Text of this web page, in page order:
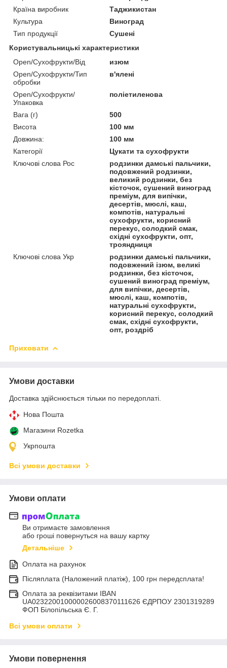
Країна виробник
Таджикистан
Культура
Виноград
Тип продукції
Сушені
Користувальницькі характеристики
Open/Сухофрукти/Від
изюм
Open/Сухофрукти/Тип
обробки
в'ялені
Open/Сухофрукти/
Упаковка
поліетиленова
Вага (г)
500
Висота
100 мм
Довжина:
100 мм
Категорії
Цукати та сухофрукти
Ключові слова Рос
родзинки дамські пальчики,
подовжений родзинки,
великий родзинки, без
кісточок, сушений виноград
преміум, для випічки,
десертів, мюслі, каш,
компотів, натуральні
сухофрукти, корисний
перекус, солодкий смак,
східні сухофрукти, опт,
трояндниця
Ключові слова Укр
родзинки дамські пальчики,
подовжений ізюм, великі
родзинки, без кісточок,
сушений виноград преміум,
для випічки, десертів,
мюслі, каш, компотів,
натуральні сухофрукти,
корисний перекус, солодкий
смак, східні сухофрукти,
опт, роздріб
Приховати
Умови доставки
Доставка здійснюється тільки по передоплаті.
Нова Пошта
Магазини Rozetka
Укрпошта
Всі умови доставки
Умови оплати
Ви отримаєте замовлення
або гроші повернуться на вашу картку
Детальніше
Оплата на рахунок
Післяплата (Наложений платіж), 100 грн передсплата!
Оплата за реквізитами IBAN
UA023220010000026008370111626 ЄДРПОУ 2301319289
ФОП Білопільська Є. Г.
Всі умови оплати
Умови повернення